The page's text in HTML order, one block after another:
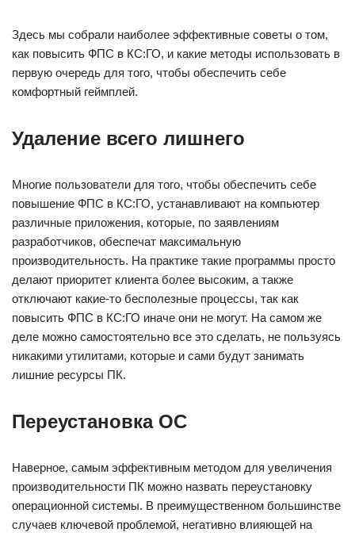
Здесь мы собрали наиболее эффективные советы о том,
как повысить ФПС в КС:ГО, и какие методы использовать в
первую очередь для того, чтобы обеспечить себе
комфортный геймплей.
Удаление всего лишнего
Многие пользователи для того, чтобы обеспечить себе
повышение ФПС в КС:ГО, устанавливают на компьютер
различные приложения, которые, по заявлениям
разработчиков, обеспечат максимальную
производительность. На практике такие программы просто
делают приоритет клиента более высоким, а также
отключают какие-то бесполезные процессы, так как
повысить ФПС в КС:ГО иначе они не могут. На самом же
деле можно самостоятельно все это сделать, не пользуясь
никакими утилитами, которые и сами будут занимать
лишние ресурсы ПК.
Переустановка ОС
Наверное, самым эффективным методом для увеличения
производительности ПК можно назвать переустановку
операционной системы. В преимущественном большинстве
случаев ключевой проблемой, негативно влияющей на